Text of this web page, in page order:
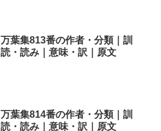
万葉集813番の作者・分類｜訓
読・読み｜意味・訳｜原文
万葉集814番の作者・分類｜訓
読・読み｜意味・訳｜原文